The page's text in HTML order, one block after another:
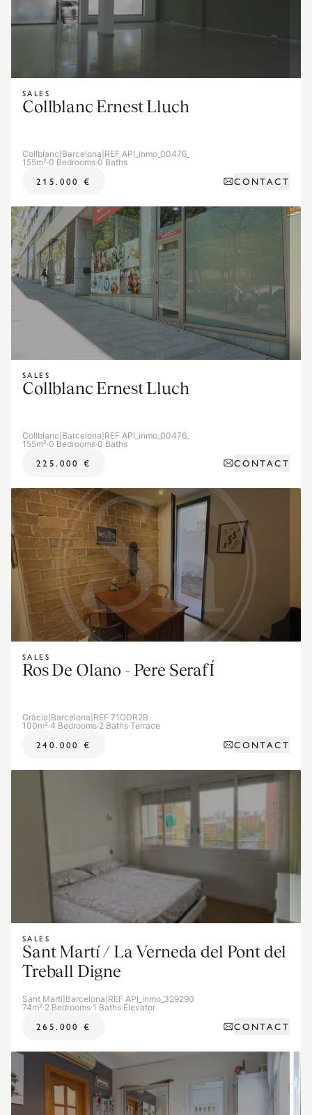
SALES
Collblanc Ernest Lluch
Collblanc Barcelona REF API_inmo_00476_
155m²·0 Bedrooms·0 Baths
215.000 € CONTACT
SALES
Collblanc Ernest Lluch
Collblanc Barcelona REF API_inmo_00476_
155m²·0 Bedrooms·0 Baths
225.000 € CONTACT
SALES
Ros De Olano - Pere SerafÍ
Gràcia Barcelona REF 71ODR2B
100m²·4 Bedrooms·2 Baths·Terrace
240.000 € CONTACT
SALES
Sant Martí / La Verneda del Pont del
Treball Digne
Sant Martí Barcelona REF API_inmo_329290
74m²·2 Bedrooms·1 Baths·Elevator
265.000 € CONTACT